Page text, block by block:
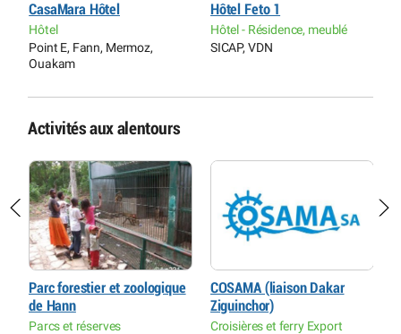
CasaMara Hôtel
Hôtel
Point E, Fann, Mermoz,
Ouakam
Hôtel Feto 1
Hôtel - Résidence, meublé
SICAP, VDN
Activités aux alentours
Parc forestier et zoologique
de Hann
Parcs et réserves
COSAMA (liaison Dakar
Ziguinchor)
Croisières et ferry Export